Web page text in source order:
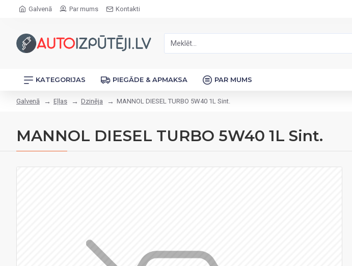
Galvenā Par mums Kontakti
KATEGORIJAS PIEGĀDE & APMAKSA PAR MUMS
Galvenā Eļļas Dzinēja MANNOL DIESEL TURBO 5W40 1L Sint.
MANNOL DIESEL TURBO 5W40 1L Sint.